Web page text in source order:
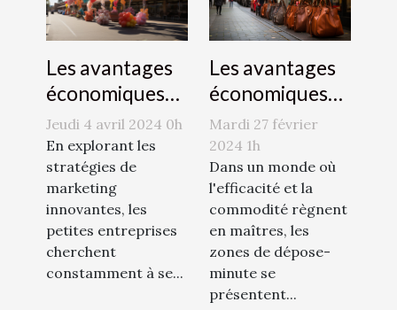
Les avantages
économiques
de la publicité
par
montgolfière
pour les petites
entreprises
Jeudi 4 avril 2024 0h
En explorant les
stratégies de
marketing
innovantes, les
petites entreprises
cherchent
constamment à se...
Les avantages
économiques
des zones de
dépose-minute
pour les
commerces
locaux
Mardi 27 février
2024 1h
Dans un monde où
l'efficacité et la
commodité règnent
en maîtres, les
zones de dépose-
minute se
présentent...